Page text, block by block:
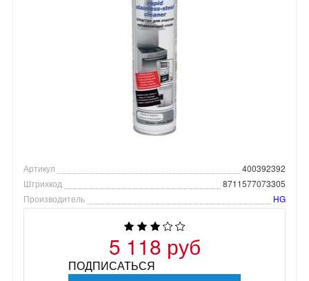
Артикул
400392392
Штрихкод
8711577073305
Производитель
HG
5 118 руб
ПОДПИСАТЬСЯ